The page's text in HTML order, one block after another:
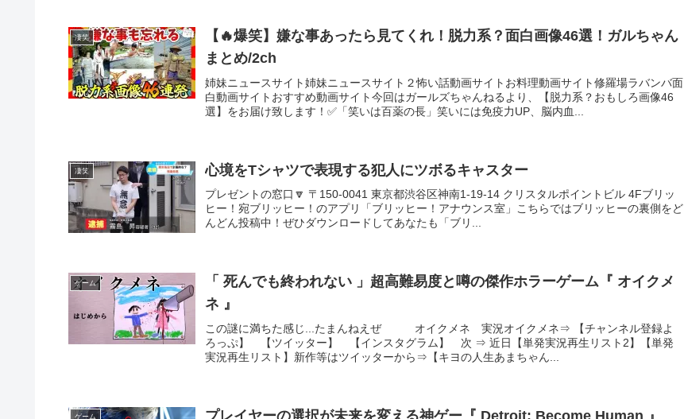
凄笑
【🔥爆笑】嫌な事あったら見てくれ！脱力系？面白画像46選！ガルちゃん
まとめ/2ch
姉妹ニュースサイト姉妹ニュースサイト２怖い話動画サイトお料理動画サイト修羅場ラバンバ面
白動画サイトおすすめ動画サイト今回はガールズちゃんねるより、【脱力系？おもしろ画像46
選】をお届け致します！✅「笑いは百薬の長」笑いには免疫力UP、脳内血...
凄笑 心境をTシャツで表現する犯人にツボるキャスター
プレゼントの窓口🔽 〒150-0041 東京都渋谷区神南1-19-14 クリスタルポイントビル 4Fブリッ
ヒー！宛ブリッヒー！のアプリ「ブリッヒー！アナウンス室」こちらではブリッヒーの裏側をど
んどん投稿中！ぜひダウンロードしてあなたも「ブリ...
ゲーム
「 死んでも終われない 」超高難易度と噂の傑作ホラーゲーム『 オイクメ
ネ 』
この謎に満ちた感じ...たまんねえぜ オイクメネ 実況オイクメネ⇒ 【チャンネル登録よ
ろっぷ】 【ツイッター】 【インスタグラム】 次 ⇒ 近日【単発実況再生リスト2】【単発
実況再生リスト】新作等はツイッターから⇒【キヨの人生あまちゃん...
ゲーム プレイヤーの選択が未来を変える神ゲー『 Detroit: Become Human 』